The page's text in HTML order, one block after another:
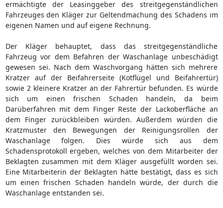
ermächtigte der Leasinggeber des streitgegenständlichen
Fahrzeuges den Kläger zur Geltendmachung des Schadens im
eigenen Namen und auf eigene Rechnung.
Der Kläger behauptet, dass das streitgegenständliche
Fahrzeug vor dem Befahren der Waschanlage unbeschädigt
gewesen sei. Nach dem Waschvorgang hätten sich mehrere
Kratzer auf der Beifahrerseite (Kotflügel und Beifahrertür)
sowie 2 kleinere Kratzer an der Fahrertür befunden. Es würde
sich um einen frischen Schaden handeln, da beim
Darüberfahren mit dem Finger Reste der Lackoberfläche an
dem Finger zurückbleiben würden. Außerdem würden die
Kratzmuster den Bewegungen der Reinigungsrollen der
Waschanlage folgen. Dies würde sich aus dem
Schadensprotokoll ergeben, welches von dem Mitarbeiter der
Beklagten zusammen mit dem Kläger ausgefüllt worden sei.
Eine Mitarbeiterin der Beklagten hätte bestätigt, dass es sich
um einen frischen Schaden handeln würde, der durch die
Waschanlage entstanden sei.